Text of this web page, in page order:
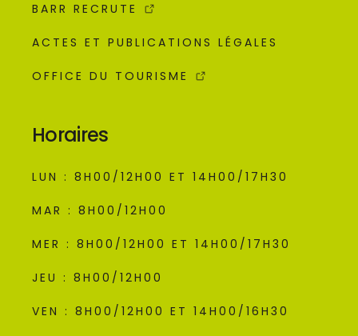
BARR RECRUTE
ACTES ET PUBLICATIONS LÉGALES
OFFICE DU TOURISME
Horaires
LUN : 8H00/12H00 ET 14H00/17H30
MAR : 8H00/12H00
MER : 8H00/12H00 ET 14H00/17H30
JEU : 8H00/12H00
VEN : 8H00/12H00 ET 14H00/16H30